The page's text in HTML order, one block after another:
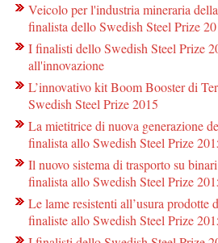
Veicolo per l'industria mineraria
finalista dello Swedish Steel Prize
I finalisti dello Swedish Steel Prize
all'innovazione
L’innovativo kit Boom Booster di
Swedish Steel Prize 2015
La mietitrice di nuova generazione
finalista allo Swedish Steel Prize
Il nuovo sistema di trasporto su
finalista allo Swedish Steel Prize
Le lame resistenti all’usura prodotte
finaliste allo Swedish Steel Prize